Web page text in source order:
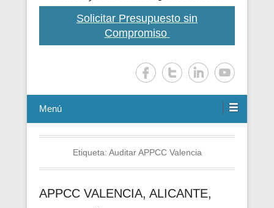
Solicitar Presupuesto sin
Compromiso
Menú
Etiqueta: Auditar APPCC Valencia
APPCC VALENCIA, ALICANTE,